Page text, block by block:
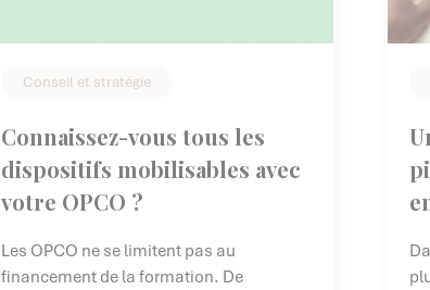
Conseil et stratégie
Connaissez-vous tous les
dispositifs mobilisables avec
votre OPCO ?
Les OPCO ne se limitent pas au
financement de la formation. De